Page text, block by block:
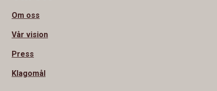
Om oss
Vår vision
Press
Klagomål